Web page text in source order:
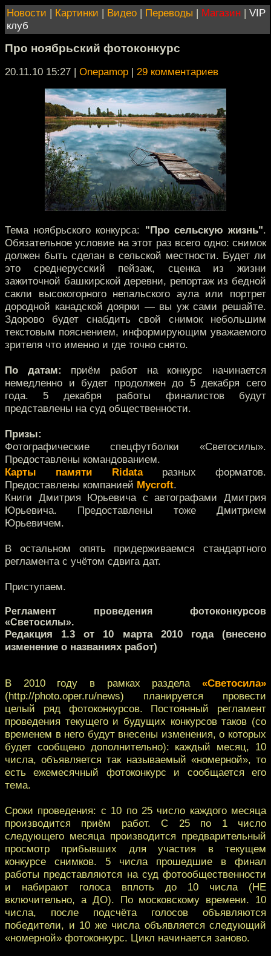
Новости | Картинки | Видео | Переводы | Магазин | VIP
клуб
Про ноябрьский фотоконкурс
20.11.10 15:27 | Onepamop | 29 комментариев
Тема ноябрьского конкурса: "Про сельскую жизнь".
Обязательное условие на этот раз всего одно: снимок
должен быть сделан в сельской местности. Будет ли
это среднерусский пейзаж, сценка из жизни
зажиточной башкирской деревни, репортаж из бедной
сакли высокогорного непальского аула или портрет
дородной канадской доярки — вы уж сами решайте.
Здорово будет снабдить свой снимок небольшим
текстовым пояснением, информирующим уважаемого
зрителя что именно и где точно снято.
По датам: приём работ на конкурс начинается
немедленно и будет продолжен до 5 декабря сего
года. 5 декабря работы финалистов будут
представлены на суд общественности.
Призы:
Фотографические спецфутболки «Светосилы».
Предоставлены командованием.
Карты памяти Ridataразных форматов.
Предоставлены компанией Mycroft.
Книги Дмитрия Юрьевича с автографами Дмитрия
Юрьевича. Предоставлены тоже Дмитрием
Юрьевичем.
В остальном опять придерживаемся стандартного
регламента с учётом сдвига дат.
Приступаем.
Регламент проведения фотоконкурсов
«Светосилы».
Редакция 1.3 от 10 марта 2010 года (внесено
изменение о названиях работ)
В 2010 году в рамках раздела «Светосила»
(http://photo.oper.ru/news) планируется провести
целый ряд фотоконкурсов. Постоянный регламент
проведения текущего и будущих конкурсов таков (со
временем в него будут внесены изменения, о которых
будет сообщено дополнительно): каждый месяц, 10
числа, объявляется так называемый «номерной», то
есть ежемесячный фотоконкурс и сообщается его
тема.
Сроки проведения: с 10 по 25 число каждого месяца
производится приём работ. С 25 по 1 число
следующего месяца производится предварительный
просмотр прибывших для участия в текущем
конкурсе снимков. 5 числа прошедшие в финал
работы представляются на суд фотообщественности
и набирают голоса вплоть до 10 числа (НЕ
включительно, а ДО). По московскому времени. 10
числа, после подсчёта голосов объявляются
победители, и 10 же числа объявляется следующий
«номерной» фотоконкурс. Цикл начинается заново.